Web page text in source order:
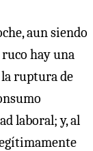
aun siendo
ruco hay una
ruptura de
laboral; y, al